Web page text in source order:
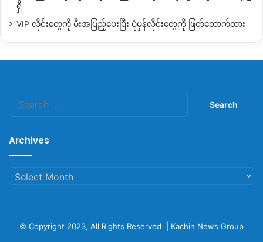
ရှိ
VIP လိုင်းတွေကို မီးအပြည့်ပေးပြီး ပုံမှန်လိုင်းတွေကို ဖြတ်တောက်ထား
Archives
Archives
© Copyright 2023, All Rights Reserved | Kachin News Group